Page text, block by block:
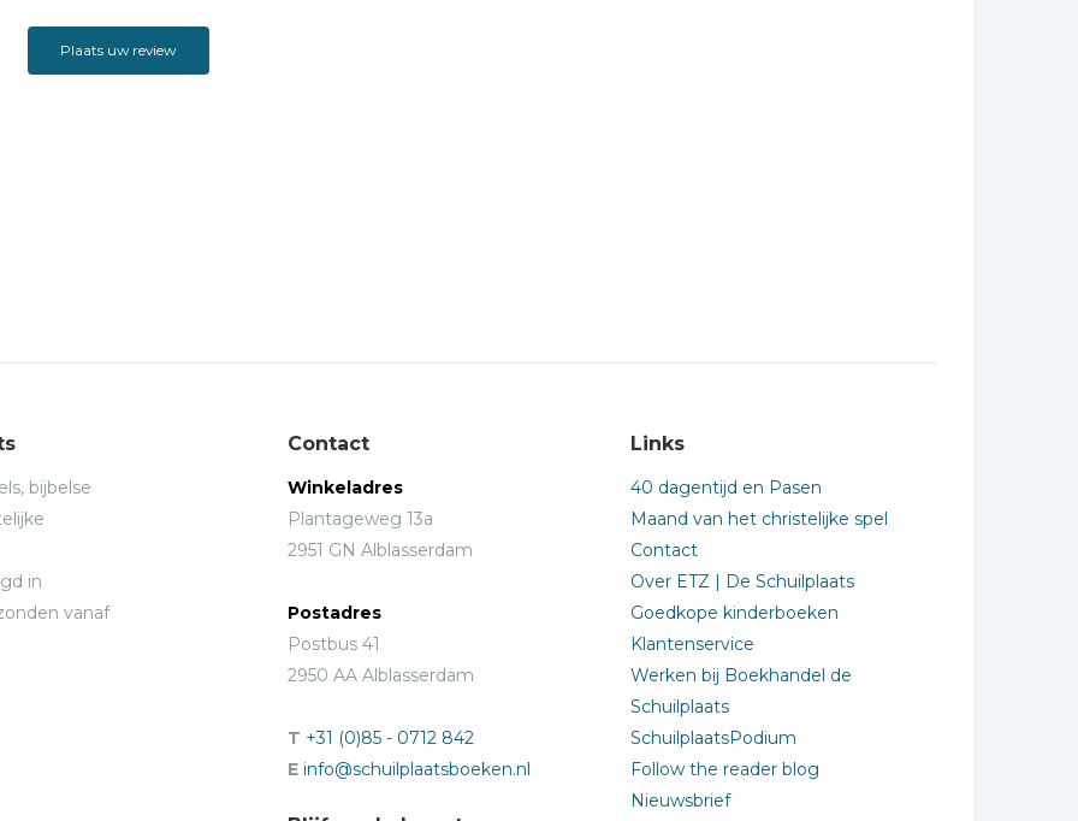
Plaats uw review
bijbelse
in
vanaf
Contact
Winkeladres
Plantageweg 13a
2951 GN Alblasserdam
Postadres
Postbus 41
2950 AA Alblasserdam
T +31 (0)85 - 0712 842
E info@schuilplaatsboeken.nl
Links
40 dagentijd en Pasen
Maand van het christelijke spel
Contact
Over ETZ | De Schuilplaats
Goedkope kinderboeken
Klantenservice
Werken bij Boekhandel de
Schuilplaats
SchuilplaatsPodium
Follow the reader blog
Nieuwsbrief